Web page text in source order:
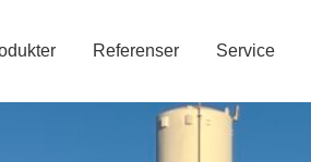
Referenser Service